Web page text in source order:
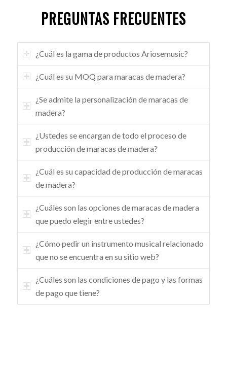
PREGUNTAS FRECUENTES
¿Cuál es la gama de productos Ariosemusic?
¿Cuál es su MOQ para maracas de madera?
¿Se admite la personalización de maracas de
madera?
¿Ustedes se encargan de todo el proceso de
producción de maracas de madera?
¿Cuál es su capacidad de producción de maracas
de madera?
¿Cuáles son las opciones de maracas de madera
que puedo elegir entre ustedes?
¿Cómo pedir un instrumento musical relacionado
que no se encuentra en su sitio web?
¿Cuáles son las condiciones de pago y las formas
de pago que tiene?